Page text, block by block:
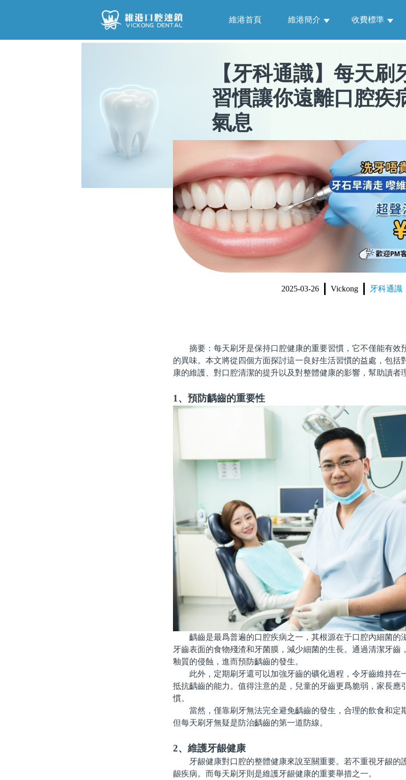
維港首頁 維港簡介 收費標準
【牙科通識】 每天刷
習慣讓你遠離口腔疾
氣息
2025-03-26 Vickong 牙科通識
摘要：每天刷牙是保持口腔健康的重要習慣，它不僅能有效
的異味。本文將從四個方面探討這一良好生活習慣的益處，包括
康的維護、對口腔清潔的提升以及對整體健康的影響，幫助讀者
1、預防齲齒的重要性
齲齒是最爲普遍的口腔疾病之一，其根源在于口腔內細菌的
牙齒表面的食物殘渣和牙菌膜，減少細菌的生長。通過清潔牙齒
釉質的侵蝕，進而預防齲齒的發生。
此外，定期刷牙還可以加強牙齒的礦化過程，令牙齒維持在
抵抗齲齒的能力。值得注意的是，兒童的牙齒更爲脆弱，家長應
慣。
當然，僅靠刷牙無法完全避免齲齒的發生，合理的飲食和定
但每天刷牙無疑是防治齲齒的第一道防線。
2、維護牙龈健康
牙龈健康對口腔的整體健康來說至關重要。若不重視牙龈的
龈疾病。而每天刷牙則是維護牙龈健康的重要舉措之一。